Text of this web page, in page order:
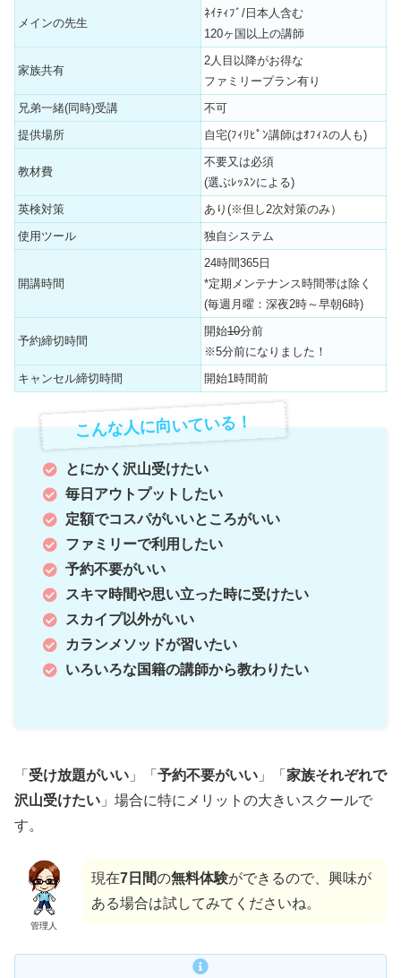
メインの先生
ﾈｲﾃｨﾌﾞ/日本人含む
120ヶ国以上の講師
家族共有
2人目以降がお得な
ファミリープラン有り
兄弟一緒(同時)受講
不可
提供場所
自宅(ﾌｨﾘﾋﾟﾝ講師はｵﾌｨｽの人も)
教材費
不要又は必須
(選ぶﾚｯｽﾝによる)
英検対策
あり(※但し2次対策のみ）
使用ツール
独自システム
開講時間
24時間365日
*定期メンテナンス時間帯は除く
(毎週月曜：深夜2時～早朝6時)
予約締切時間
開始10分前
※5分前になりました！
キャンセル締切時間
開始1時間前
こんな人に向いている！
とにかく沢山受けたい
毎日アウトプットしたい
定額でコスパがいいところがいい
ファミリーで利用したい
予約不要がいい
スキマ時間や思い立った時に受けたい
スカイプ以外がいい
カランメソッドが習いたい
いろいろな国籍の講師から教わりたい
「 受け放題がいい 」「 予約不要がいい 」「 家族それぞれで
沢山受けたい 」場合に特にメリットの大きいスクールで
す。
管理人
現在7日間の無料体験ができるので、興味が
ある場合は試してみてくださいね。